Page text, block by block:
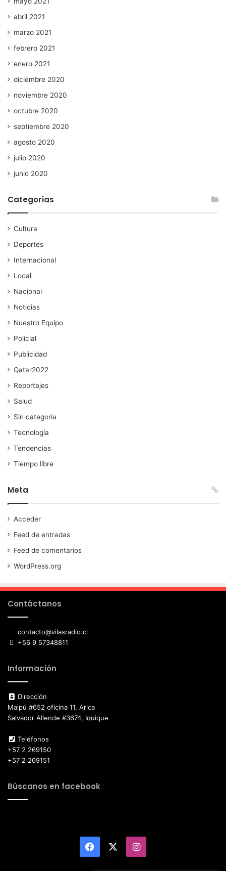
abril 2021
marzo 2021
febrero 2021
enero 2021
diciembre 2020
noviembre 2020
octubre 2020
septiembre 2020
agosto 2020
julio 2020
junio 2020
Categorías
Cultura
Deportes
Internacional
Local
Nacional
Noticias
Nuestro Equipo
Policial
Publicidad
Qatar2022
Reportajes
Salud
Sin categoría
Tecnología
Tendencias
Tiempo libre
Meta
Acceder
Feed de entradas
Feed de comentarios
WordPress.org
Contáctanos
contacto@vilasradio.cl
+56 9 57348811
Información
Dirección
Maipú #652 oficina 11, Arica
Salvador Allende #3674, Iquique
Teléfonos
+57 2 269150
+57 2 269151
Búscanos en facebook
Facebook Instagram